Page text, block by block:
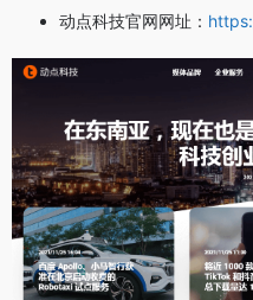
动点科技官网网址：